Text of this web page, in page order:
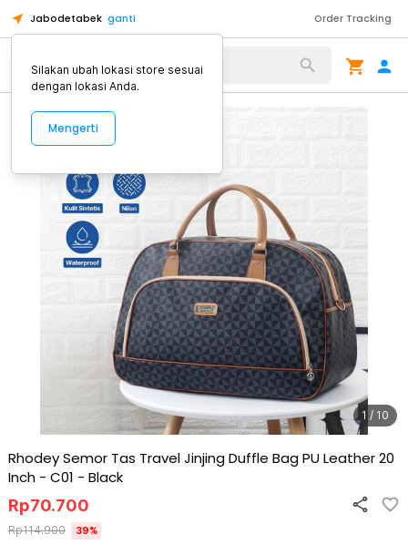
Jabodetabek ganti Order Tracking
Alat Kopi
1 / 10
Rhodey Semor Tas Travel Jinjing Duffle Bag PU Leather 20
Inch - C01 - Black
Rp70.700
Rp114.900 39%
Silakan ubah lokasi store sesuai
dengan lokasi Anda.
Mengerti